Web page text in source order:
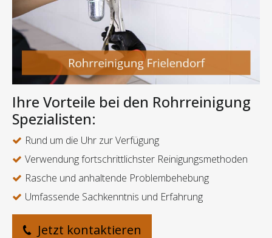
Ihre Vorteile bei den Rohrreinigung
Spezialisten:
Rund um die Uhr zur Verfügung
Verwendung fortschrittlichster Reinigungsmethoden
Rasche und anhaltende Problembehebung
Umfassende Sachkenntnis und Erfahrung
Jetzt kontaktieren